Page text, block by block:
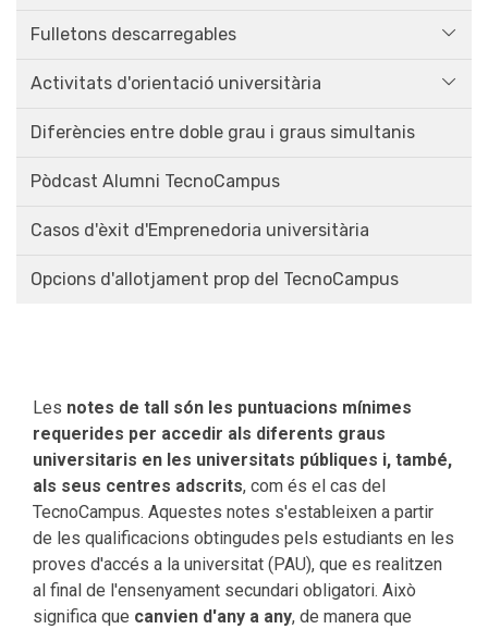
Fulletons descarregables
Activitats d'orientació universitària
Diferències entre doble grau i graus simultanis
Pòdcast Alumni TecnoCampus
Casos d'èxit d'Emprenedoria universitària
Opcions d'allotjament prop del TecnoCampus
Les notes de tall són les puntuacions mínimes
requerides per accedir als diferents graus
universitaris en les universitats públiques i, també,
als seus centres adscrits, com és el cas del
TecnoCampus. Aquestes notes s'estableixen a partir
de les qualificacions obtingudes pels estudiants en les
proves d'accés a la universitat (PAU), que es realitzen
al final de l'ensenyament secundari obligatori. Això
significa que canvien d'any a any, de manera que